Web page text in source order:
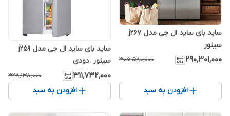
ساید بای ساید ال جی مدل j267
سیلور
۲۹۰٬۳۰۱٬۰۰۰ ۳۰۵٬۵۸۰٬۰۰۰
افزودن به سبد
ساید بای ساید ال جی مدل j259
سیلور .دودی
۳۱۱٬۷۳۲٬۰۰۰ ۳۲۸٬۱۳۸٬۰۰۰
افزودن به سبد